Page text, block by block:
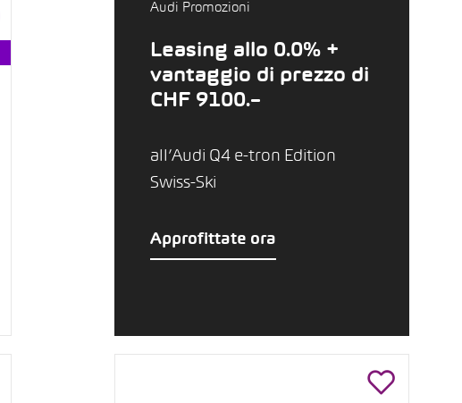
Audi Promozioni
Leasing allo 0.0% +
vantaggio di prezzo di
CHF 9100.–
all’Audi Q4 e-tron Edition
Swiss-Ski
Approfittate ora